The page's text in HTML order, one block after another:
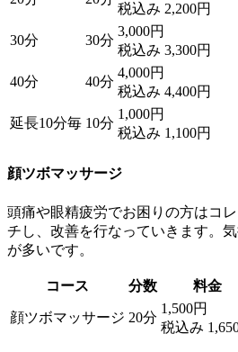
税込み 2,200円
30分 30分
3,000円
税込み 3,300円
40分 40分
4,000円
税込み 4,400円
延長10分毎 10分
1,000円
税込み 1,100円
顔ツボマッサージ
頭痛や眼精疲労でお困りの方はコ
チし、改善を行なっていきます。
が多いです。
コース 分数 料金
顔ツボマッサージ 20分
1,500円
税込み